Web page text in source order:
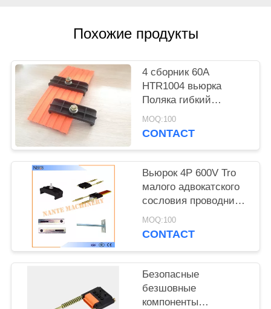
PRIVACY
POLICY
Похожие продукты
4 сборник 60A
HTR1004 вьюрка
Поляка гибкий
безшовный
изолированный UPVC
MOQ:100
CONTACT
Вьюрок 4P 600V Tro
малого адвокатского
сословия проводника
силы гибкого высокий
для электрических
MOQ:100
CONTACT
Безопасные
безшовные
компоненты